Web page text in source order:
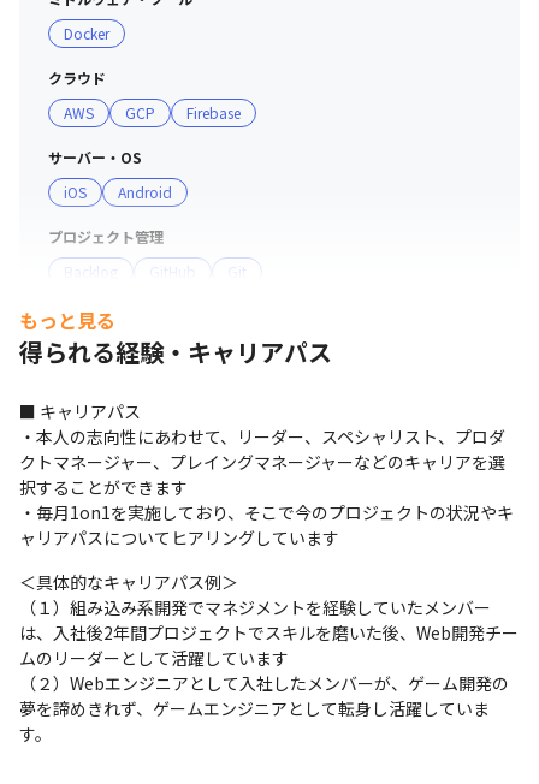
Docker
クラウド
AWS
GCP Firebase
サーバー・OS
iOS
Android
プロジェクト管理
Backlog
GitHub Git
コミュニケーションツール
Slack
Xcode
もっと見る
得られる経験・キャリアパス
■ キャリアパス
・本人の志向性にあわせて、リーダー、スペシャリスト、プロダ
クトマネージャー、プレイングマネージャーなどのキャリアを選
択することができます
・毎月1on1を実施しており、そこで今のプロジェクトの状況やキ
ャリアパスについてヒアリングしています
＜具体的なキャリアパス例＞
（１）組み込み系開発でマネジメントを経験していたメンバー
は、入社後2年間プロジェクトでスキルを磨いた後、Web開発チー
ムのリーダーとして活躍しています
（２）Webエンジニアとして入社したメンバーが、ゲーム開発の
夢を諦めきれず、ゲームエンジニアとして転身し活躍していま
す。